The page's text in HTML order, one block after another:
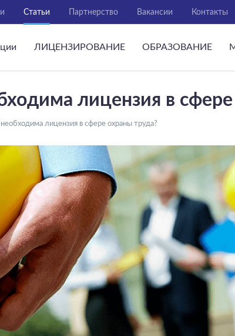
Статьи Партнерство Вакансии Контакты
ЛИЦЕНЗИРОВАНИЕ ОБРАЗОВАНИЕ
лицензия в
лицензия в сфере охраны труда?